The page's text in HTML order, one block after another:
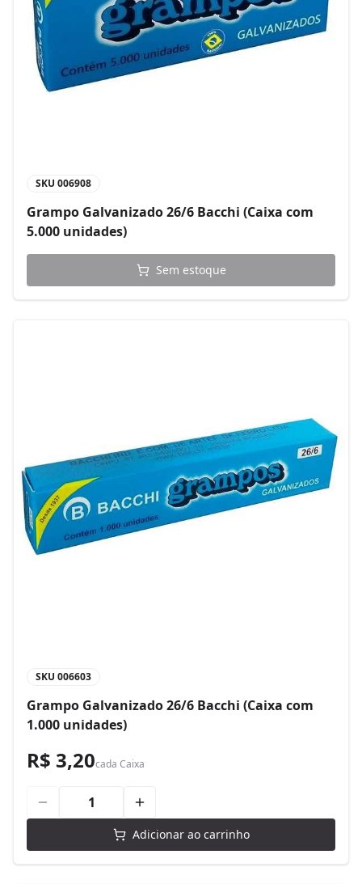
SKU 006908
Grampo Galvanizado 26/6 Bacchi (Caixa com
5.000 unidades)
Sem estoque
SKU 006603
Grampo Galvanizado 26/6 Bacchi (Caixa com
1.000 unidades)
R$ 3,20cada Caixa
Adicionar ao carrinho